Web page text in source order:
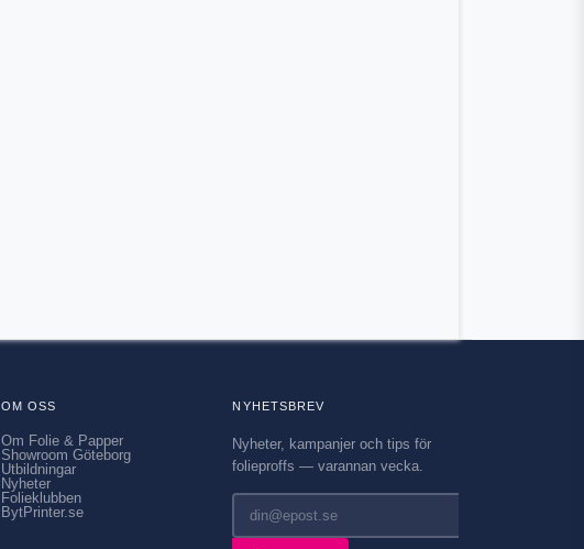
OM OSS
Om Folie & Papper
Showroom Göteborg
Utbildningar
Nyheter
Folieklubben
BytPrinter.se
NYHETSBREV
Nyheter, kampanjer och tips för
folieproffs — varannan vecka.